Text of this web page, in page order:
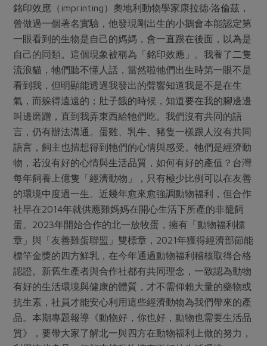
最新產品
優惠專區
素食專區
樂齡友善
養身食補
節慶大餐
高麗菜海鮮煎餅
典藏閱覽室
媒體報導
下載專區
地區活動
社務會議 地區活動
活動報下載
銘印效應（imprinting）奧地利動物學家康拉德‧洛倫茲，
曾做過一個著名實驗，他發現剛出生的小鵝會本能認定第
一眼看到的生物是自己的媽媽，會一直跟在後面，以為是
自己的同類。這個現象被稱為「銘印效應」。我養了二隻
流浪貓，牠們聽不懂人話，當然啦牠們出生時第一眼不是
看到我，但明顯能透過我發出的聲響知道我是不是在生
氣，而躲得遠遠的；肚子餓的時候，知道要在我的腳邊邊
叫邊磨蹭，直到我弄東西給牠們吃。我們沒有共同的語
言，仍有辦法溝通。蛋雞、乳牛、豬隻一樣跟人沒有共同
語言，飼主也揣想得到牠們的心情與感受。牠們是經濟動
物，若沒有好的心情與生活品質，如何有好的產值？台灣
每年飼養上億隻「經濟動物」，只有極少比例可以在友善
的環境中度過一生。近幾年愈來愈強調動物福利，但合作
社早在2014年就供應雞媽媽在開心生活下所產的非籠飼
蛋。2023年開始合作的北一放牧蛋，擁有「動物福利標
章」與「友善雞蛋聯盟」雙標章，2021年獲得經濟部節能
標竿金獎的四方鮮乳，在今年通過動物福利稽核取得合格
認證。新舊生產者與合作社都有共同理念，一致認為動物
有好的生活環境與健康的體質，才不需仰賴大量的藥物或
抗生素，社員才能安心利用這些經濟動物為我們帶來的產
品。本期專題報導《動物好，你也好，動物也需要生活品
質》，要帶大家了解北一與四方在動物福利上做的努力，